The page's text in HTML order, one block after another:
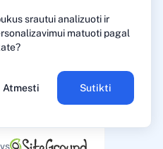
srautui analizuoti ir
matuoti pagal
Atmesti Sutikti
vs
vs
vs